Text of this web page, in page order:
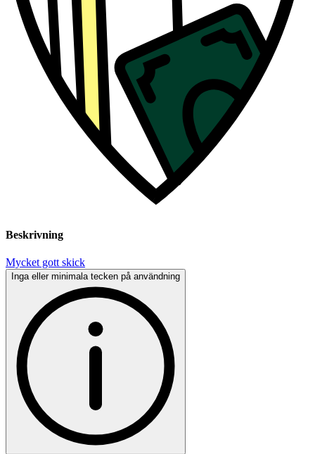
Beskrivning
Mycket gott skick
Inga eller minimala tecken på användning